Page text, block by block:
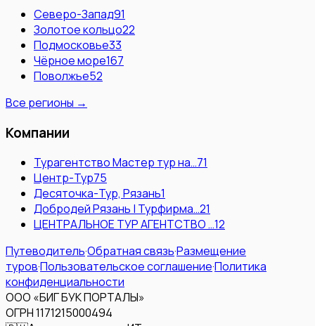
Северо-Запад91
Золотое кольцо22
Подмосковье33
Чёрное море167
Поволжье52
Все регионы →
Компании
Турагентство Мастер тур на…71
Центр-Тур75
Десяточка-Тур, Рязань1
Добродей Рязань | Турфирма…21
ЦЕНТРАЛЬНОЕ ТУР АГЕНТСТВО …12
Путеводитель·Обратная связь·Размещение
туров·Пользовательское соглашение·Политика
конфиденциальности
ООО «БИГ БУК ПОРТАЛЫ»
ОГРН 1171215000494